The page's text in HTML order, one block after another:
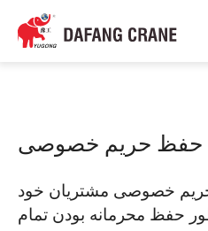
حریم خصوصی
خصوصی مشتریان خود
حفظ محرمانه بودن تمام
हिन्दी
Bahasa Indonesia
বাংলা
Pilipino
اردو